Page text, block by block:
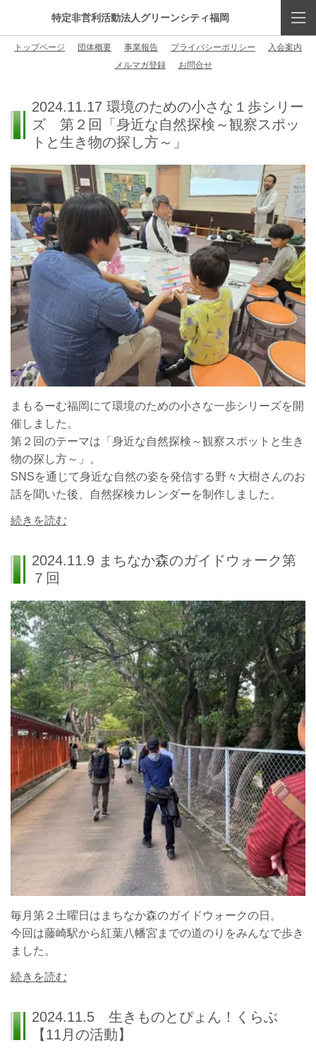
特定非営利活動法人グリーンシティ福岡
トップページ 団体概要 事業報告 プライバシーポリシー
入会案内
メルマガ登録
お問合せ
2024.11.17 環境のための小さな１歩シリー
ズ 第２回「身近な自然探検～観察スポッ
トと生き物の探し方～」
まもるーむ福岡にて環境のための小さな一歩シリーズを開
催しました。
第２回のテーマは「身近な自然探検～観察スポットと生き
物の探し方～」。
SNSを通じて身近な自然の姿を発信する野々大樹さんのお
話を聞いた後、自然探検カレンダーを制作しました。
続きを読む
2024.11.9 まちなか森のガイドウォーク第
７回
毎月第２土曜日はまちなか森のガイドウォークの日。
今回は藤崎駅から紅葉八幡宮までの道のりをみんなで歩き
ました。
続きを読む
2024.11.5 生きものとぴょん！くらぶ
【11月の活動】